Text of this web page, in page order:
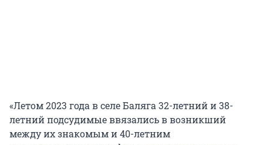
«Летом 2023 года в селе Баляга 32-летний и 38-
летний подсудимые ввязались в возникший
между их знакомым и 40-летним